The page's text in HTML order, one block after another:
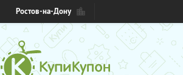
Ростов-на-Дону